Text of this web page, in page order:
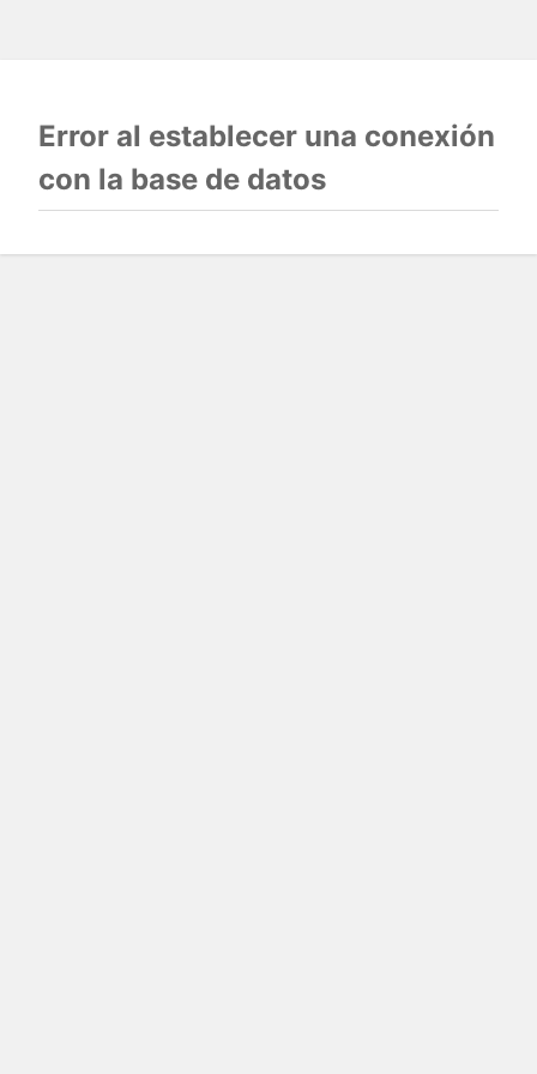
Error al establecer una conexión
con la base de datos